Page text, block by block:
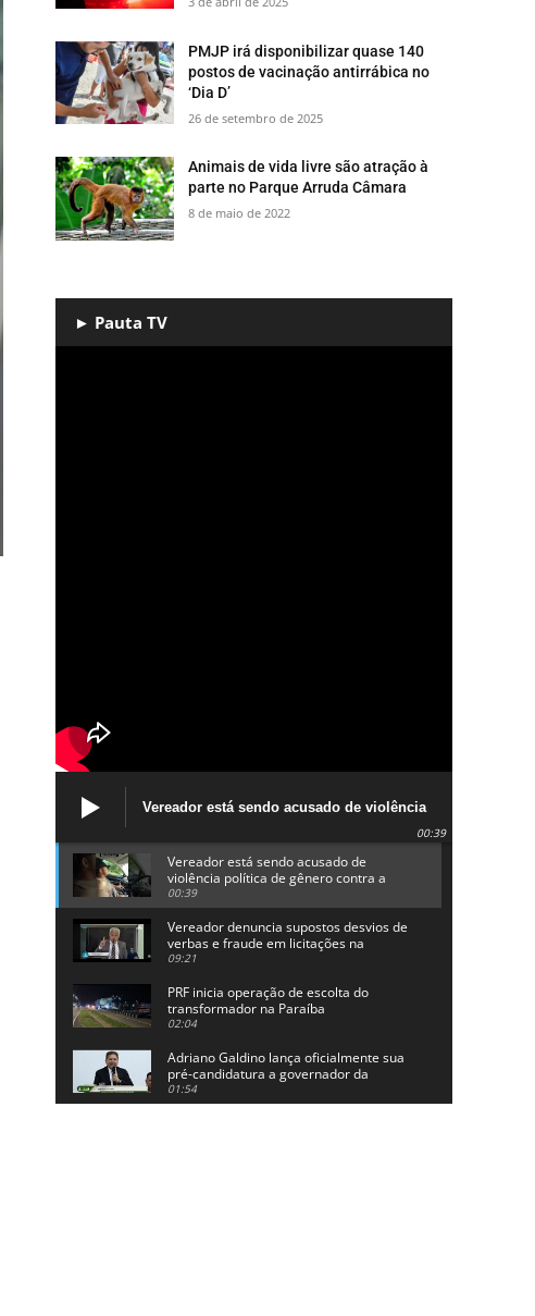
PMJP irá disponibilizar quase 140
postos de vacinação antirrábica no
‘Dia D’
26 de setembro de 2025
​Animais de vida livre são atração à
parte no Parque Arruda Câmara
8 de maio de 2022
► Pauta TV
Vereador está sendo acusado de violência
política de gênero contra a prefeita Lucinha
00:39
Vereador está sendo acusado de
violência política de gênero contra a
prefeita Lucinha da Saúde
00:39
Vereador denuncia supostos desvios de
verbas e fraude em licitações na
Prefeitura de Alhandra
09:21
PRF inicia operação de escolta do
transformador na Paraíba
02:04
Adriano Galdino lança oficialmente sua
pré-candidatura a governador da
Paraíba
01:54